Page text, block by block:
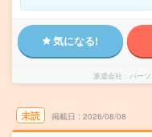
気になる!
派遣会社 パー
未読 掲載日 2026/08/08